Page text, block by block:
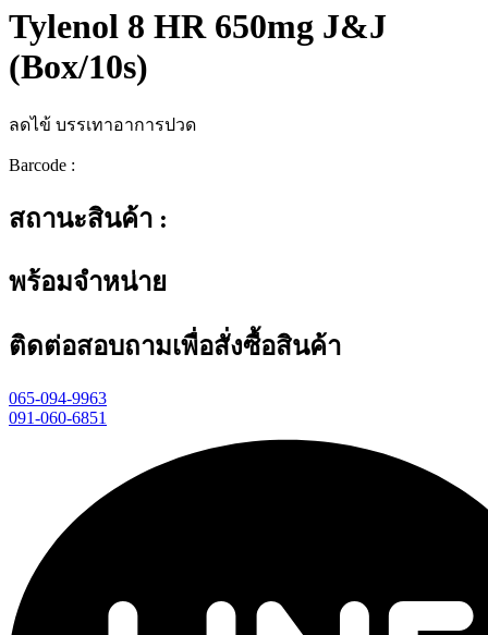
Tylenol 8 HR 650mg J&J
(Box/10s)
ลดไข้ บรรเทาอาการปวด
Barcode :
สถานะสินค้า :
พร้อมจำหน่าย
ติดต่อสอบถามเพื่อสั่งซื้อสินค้า
065-094-9963
091-060-6851